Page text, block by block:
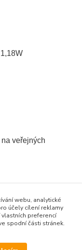
veřejných
webu, analytické
účely cílení reklamy
preferencí
spodní části stránek.